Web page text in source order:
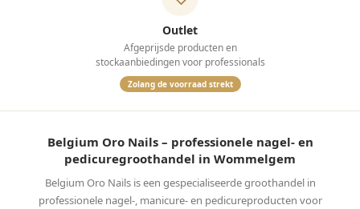
Outlet
Afgeprijsde producten en
stockaanbiedingen voor professionals
Zolang de voorraad strekt
Belgium Oro Nails – professionele nagel- en
pedicuregroothandel in Wommelgem
Belgium Oro Nails is een gespecialiseerde groothandel in
professionele nagel-, manicure- en pedicureproducten voor